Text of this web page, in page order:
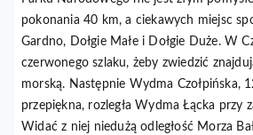
pokonania 40 km, a ciekawych miejsc
Gardno, Dołgie Małe i Dołgie Duże. W
czerwonego szlaku, żeby zwiedzić
morską. Następnie Wydma Czołpińska,
przepiękna, rozległa Wydma Łącka przy
Widać z niej niedużą odległość Morza